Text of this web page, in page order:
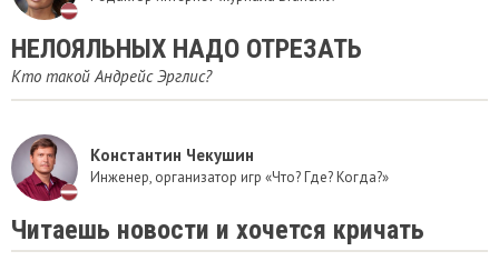
НЕЛОЯЛЬНЫХ НАДО ОТРЕЗАТЬ
Кто такой Андрейс Эрглис?
Константин Чекушин
Инженер, организатор игр «Что? Где? Когда?»
Читаешь новости и хочется кричать